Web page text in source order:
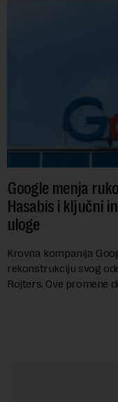
Google menja
Hasabis i ključni
uloge
Krovna kompanija
rekonstrukciju svog
Rojters. Ove promene